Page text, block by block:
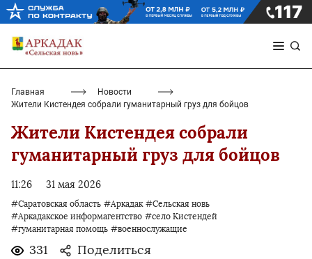
Главная
Новости
Жители Кистендея собрали гуманитарный груз для бойцов
Жители Кистендея собрали
гуманитарный груз для бойцов
11:26 31 мая 2026
#Саратовская область #Аркадак #Сельская новь
#Аркадакское информагентство #село Кистендей
#гуманитарная помощь #военнослужащие
331 Поделиться